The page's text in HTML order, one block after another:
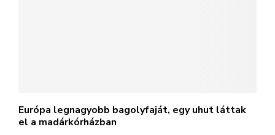
Európa legnagyobb bagolyfaját, egy uhut láttak
el a madárkórházban